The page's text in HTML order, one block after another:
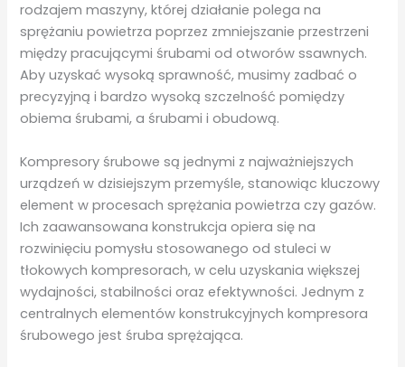
rodzajem maszyny, której działanie polega na
sprężaniu powietrza poprzez zmniejszanie przestrzeni
między pracującymi śrubami od otworów ssawnych.
Aby uzyskać wysoką sprawność, musimy zadbać o
precyzyjną i bardzo wysoką szczelność pomiędzy
obiema śrubami, a śrubami i obudową.
Kompresory śrubowe są jednymi z najważniejszych
urządzeń w dzisiejszym przemyśle, stanowiąc kluczowy
element w procesach sprężania powietrza czy gazów.
Ich zaawansowana konstrukcja opiera się na
rozwinięciu pomysłu stosowanego od stuleci w
tłokowych kompresorach, w celu uzyskania większej
wydajności, stabilności oraz efektywności. Jednym z
centralnych elementów konstrukcyjnych kompresora
śrubowego jest śruba sprężająca.